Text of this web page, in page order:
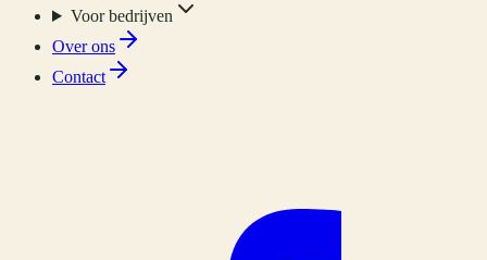
Voor bedrijven
Over ons
Contact